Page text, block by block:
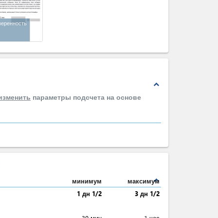
expand_less
параметры подсчета на основе
expand_less
минимум
максимум
1 дн 1/2
3 дн 1/2